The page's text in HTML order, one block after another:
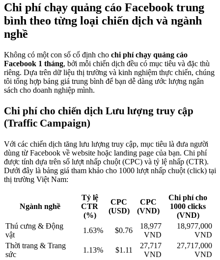
Chi phí chạy quảng cáo Facebook trung
bình theo từng loại chiến dịch và ngành
nghề
Không có một con số cố định cho chi phí chạy quảng cáo
Facebook 1 tháng, bởi mỗi chiến dịch đều có mục tiêu và đặc thù
riêng. Dựa trên dữ liệu thị trường và kinh nghiệm thực chiến, chúng
tôi tổng hợp bảng giá trung bình để bạn dễ dàng ước lượng ngân
sách cho doanh nghiệp mình.
Chi phí cho chiến dịch Lưu lượng truy cập
(Traffic Campaign)
Với các chiến dịch tăng lưu lượng truy cập, mục tiêu là đưa người
dùng từ Facebook về website hoặc landing page của bạn. Chi phí
được tính dựa trên số lượt nhấp chuột (CPC) và tỷ lệ nhấp (CTR).
Dưới đây là bảng giá tham khảo cho 1000 lượt nhấp chuột (click) tại
thị trường Việt Nam:
Ngành nghề
Tỷ lệ
CTR
(%)
CPC
(USD)
CPC
(VND)
Chi phí cho
1000 clicks
(VND)
Thú cưng & Động
vật
1.63% $0.76
18,977
VND
18,977,000
VND
Thời trang & Trang
sức
1.13% $1.11
27,717
VND
27,717,000
VND